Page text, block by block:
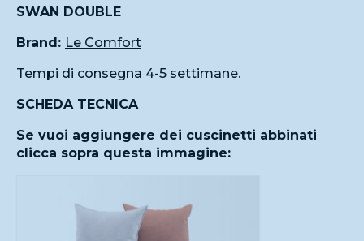
SWAN DOUBLE
Brand: Le Comfort
Tempi di consegna 4-5 settimane.
SCHEDA TECNICA
Se vuoi aggiungere dei cuscinetti abbinati
clicca sopra questa immagine: